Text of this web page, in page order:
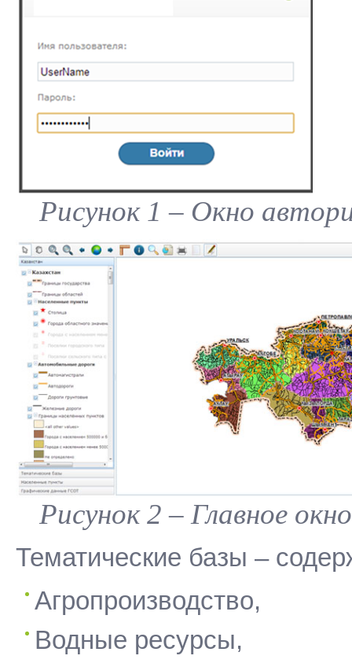
Рисунок 1 – Окно
Рисунок 2 – Главное
Тематические базы –
Агропроизводство,
Водные ресурсы,